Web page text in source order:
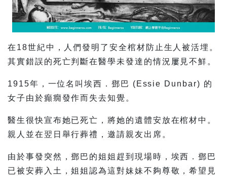
在18世紀中，人們發明了安全棺材防止生人被活埋。
其實錯誤的死亡判斷在醫學未發達的情況屢見不鮮。
1915年，一位名叫埃西．鄧巴 (Essie Dunbar) 的
女子由於癲癇發作而失去知覺。
醫生很快宣布她已死亡，將她的遺體安放在棺材中。
親人並在翌日舉行葬禮，邀請親友出席。
由於事發突然，鄧巴的姐姐趕到現場時，埃西．鄧巴
已被安葬入土，姐姐認為這對妹妹不夠尊敬，希望見